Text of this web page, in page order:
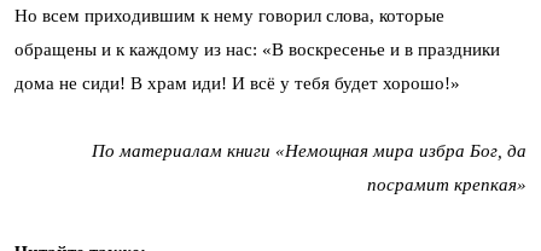
Но всем приходившим к нему говорил слова, которые
обращены и к каждому из нас: «В воскресенье и в праздники
дома не сиди! В храм иди! И всё у тебя будет хорошо!»
По материалам книги «Немощная мира избра Бог, да
посрамит крепкая»